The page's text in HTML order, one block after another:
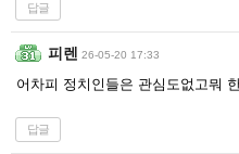
답글
피렌 26-05-20 17:33
어차피 정치인들은 관심도없고뭐
답글